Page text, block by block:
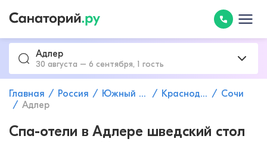
Адлер
30 августа – 6 сентября, 1 гость
Главная Россия Южный федеральный округ Краснодарский край
Сочи
Адлер
Спа-отели в Адлере шведский стол